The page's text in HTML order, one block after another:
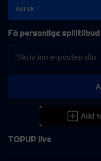
norsk
TOPUP live
Få personlige spilltilbud